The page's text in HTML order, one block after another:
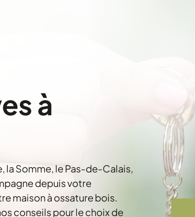
à
la Somme, le Pas-de-Calais,
depuis votre
maison à ossature bois.
conseils pour le choix de